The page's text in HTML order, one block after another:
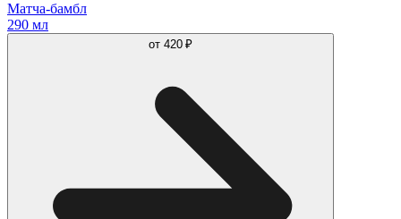
Матча-бамбл
290 мл
от 420 ₽